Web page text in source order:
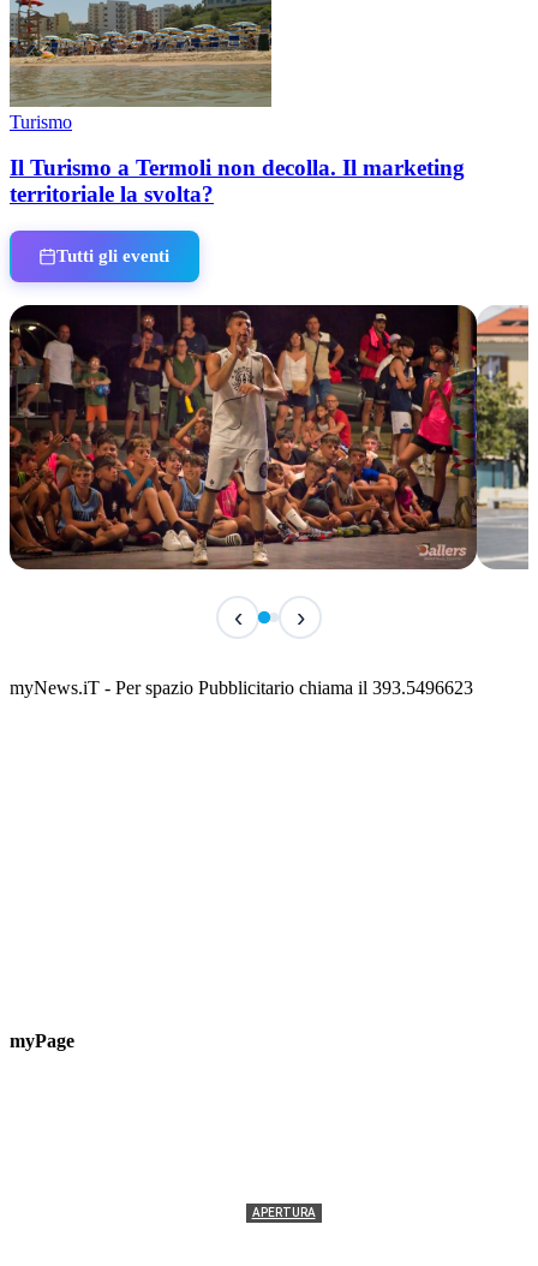
Turismo
Il Turismo a Termoli non decolla. Il marketing
territoriale la svolta?
Tutti gli eventi
Classic Contest 3vs3 Memorial Michele
📅 6 Agosto 2026 · 09:00 · 📍 Lungomare C. Colombo
‹ ›
myNews.iT - Per spazio Pubblicitario chiama il 393.5496623
myPage
APERTURA